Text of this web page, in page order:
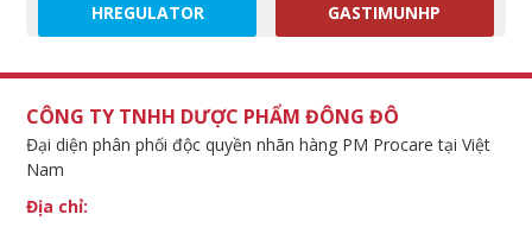
HREGULATOR GASTIMUNHP
CÔNG TY TNHH DƯỢC PHẨM ĐÔNG ĐÔ
Đại diện phân phối độc quyền nhãn hàng PM Procare tại Việt
Nam
Địa chỉ: